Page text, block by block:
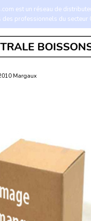
est un réseau de
des professionnels du secteur
Margaux